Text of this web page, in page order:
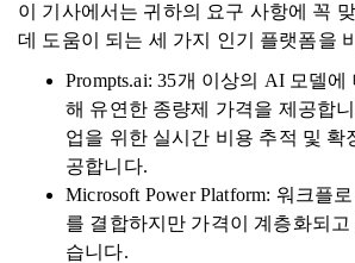
이 기사에서는 귀하의 요구 사항에 꼭
데 도움이 되는 세 가지 인기 플랫폼을
Prompts.ai: 35개 이상의 AI 모델
해 유연한 종량제 가격을 제공합
업을 위한 실시간 비용 추적 및 확
공합니다.
Microsoft Power Platform: 워크플
를 결합하지만 가격이 계층화되
습니다.